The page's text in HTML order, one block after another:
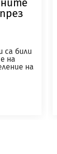
са били
на
на